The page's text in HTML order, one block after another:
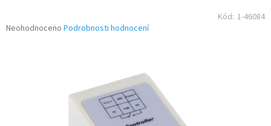
Kód: 1-46084
Průměrné
Neohodnoceno Podrobnosti hodnocení